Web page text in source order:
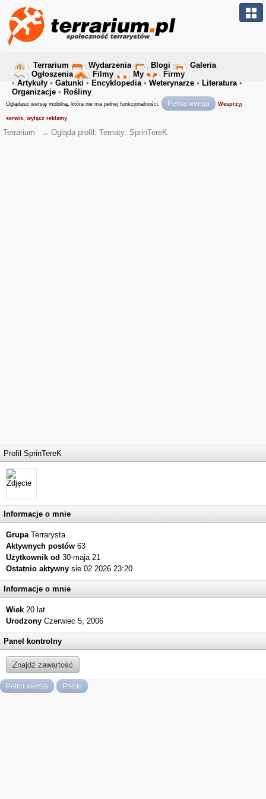
Terrarium Wydarzenia Blogi
Galeria
Ogłoszenia
Filmy My
Firmy
• Artykuły • Gatunki • Encyklopedia• Weterynarze • Literatura•
Organizacje • Rośliny
Oglądasz wersję mobilną, która nie ma pełnej funkcjonalności. Pełna wersja Wesprzyj
serwis, wyłącz reklamy
Terrarium → Ogląda profil: Tematy: SprinTereK
Profil SprinTereK
Informacje o mnie
GrupaTerrarysta
Aktywnych postów 63
Użytkownik od 30-maja 21
Ostatnio aktywny sie 02 2026 23:20
Informacje o mnie
Wiek 20 lat
Urodzony Czerwiec 5, 2006
Panel kontrolny
Znajdź zawartość
Pełna wersja Polski